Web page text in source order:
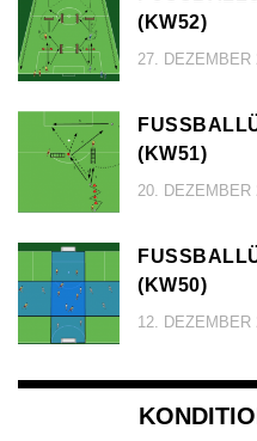
KW52)
27. DEZEMBER
KW51)
20. DEZEMBER
KW50)
12. DEZEMBER